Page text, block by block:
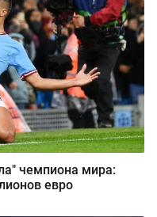
чемпиона мира:
евро